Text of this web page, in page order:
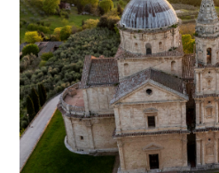
BÉNÉFICIER